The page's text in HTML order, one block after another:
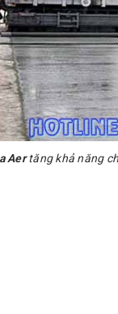
Aertăng khả năng